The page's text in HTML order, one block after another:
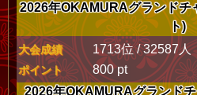
2026年OKAMURAグランドチ
ト)
大会成績 1713位 / 32587人
ポイント
800 pt
2026年OKAMURAグランド